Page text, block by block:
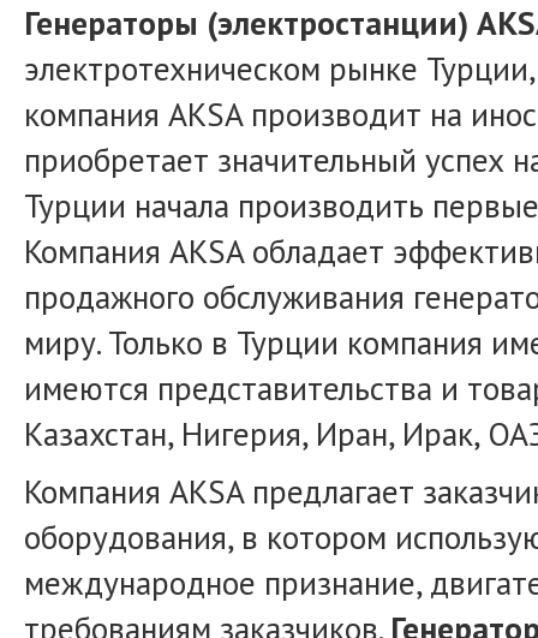
Генераторы (электростанции)
электротехническом рынке
компания AKSA производит на
приобретает значительный успех
Турции начала производить
Компания AKSA обладает
продажного обслуживания
миру. Только в Турции компания
имеются представительства и
Казахстан, Нигерия, Иран, Ирак,
Компания AKSA предлагает
оборудования, в котором
международное признание,
требованиям заказчиков.